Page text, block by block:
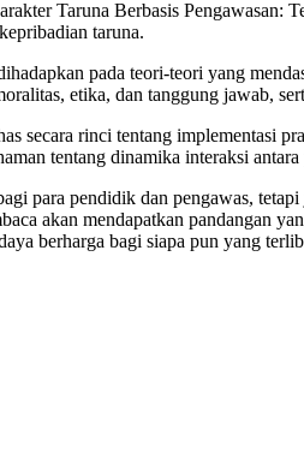
Taruna Berbasis Pengawasan:
taruna.
pada teori-teori yang
etika, dan tanggung jawab,
secara rinci tentang implementasi
tentang dinamika interaksi
para pendidik dan pengawas,
akan mendapatkan pandangan
berharga bagi siapa pun yang